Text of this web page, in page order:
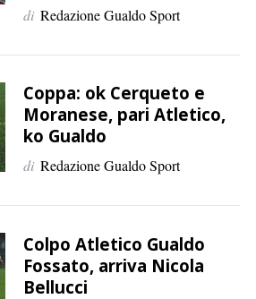
di Redazione Gualdo Sport
Coppa: ok Cerqueto e
Moranese, pari Atletico,
ko Gualdo
di Redazione Gualdo Sport
Colpo Atletico Gualdo
Fossato, arriva Nicola
Bellucci